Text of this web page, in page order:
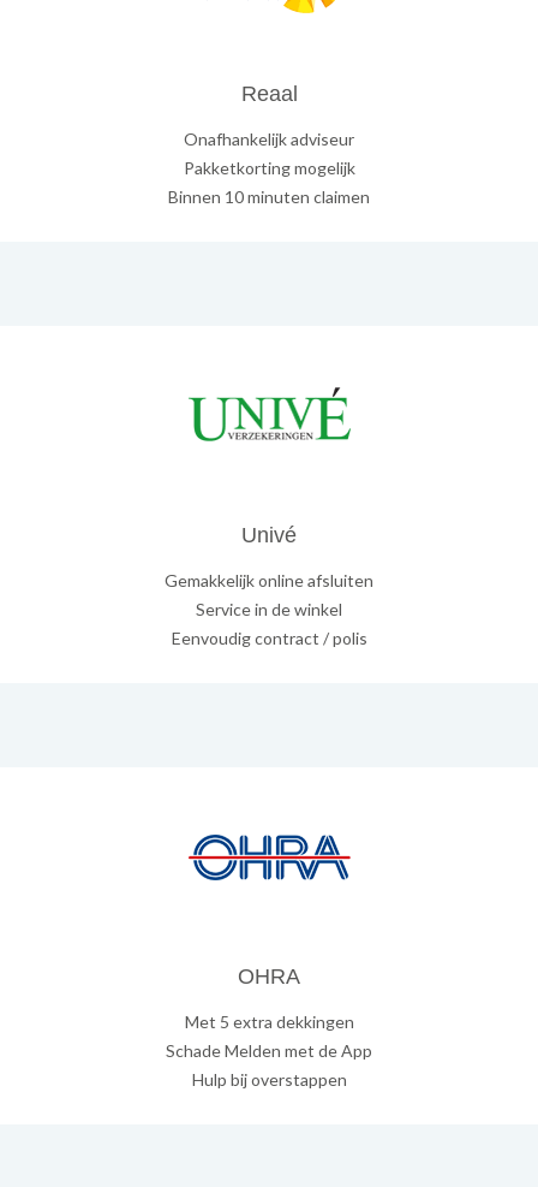
Reaal
Onafhankelijk adviseur
Pakketkorting mogelijk
Binnen 10 minuten claimen
Univé
Gemakkelijk online afsluiten
Service in de winkel
Eenvoudig contract / polis
OHRA
Met 5 extra dekkingen
Schade Melden met de App
Hulp bij overstappen